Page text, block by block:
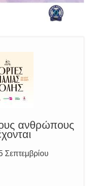
ανθρώπους
στο 199 ή στο 112